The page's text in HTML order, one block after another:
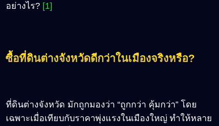
อย่างไร? [1]
ซื้อที่ดินต่างจังหวัดดีกว่าในเมืองจริงหรือ?
ที่ดินต่างจังหวัด มักถูกมองว่า “ถูกกว่า คุ้มกว่า” โดย
เฉพาะเมื่อเทียบกับราคาพุ่งแรงในเมืองใหญ่ ทำให้หลาย